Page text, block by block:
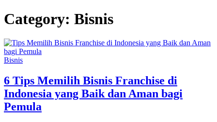
Category: Bisnis
Bisnis
6 Tips Memilih Bisnis Franchise di
Indonesia yang Baik dan Aman bagi
Pemula